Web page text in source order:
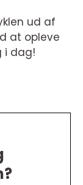
ud af
at opleve
i dag!